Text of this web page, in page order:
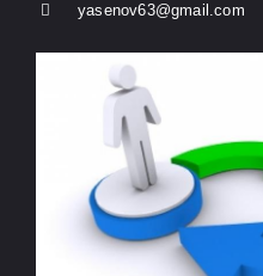
yasenov63@gmail.com